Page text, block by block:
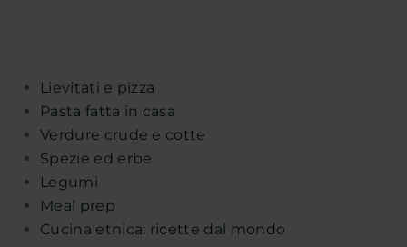
Lievitati e pizza
Pasta fatta in casa
Verdure crude e cotte
Spezie ed erbe
Legumi
Meal prep
Cucina etnica: ricette dal mondo